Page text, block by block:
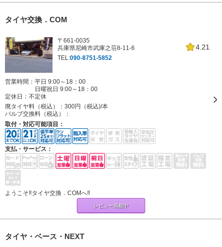
タイヤ交換．COM
4.21
〒661-0035
兵庫県尼崎市武庫之荘8-11-6
TEL:090-8751-5852
営業時間：平日 9:00～18：00
日曜祝日 9:00～18：00
定休日： 不定休
廃タイヤ料（税込）： 300円（税込)/本
バルブ交換料（税込）：
取付・対応可能項目：
支払・サービス：
ようこそ‼タイヤ交換．COMへ‼
レビュー掲載中
タイヤ・ベース・NEXT